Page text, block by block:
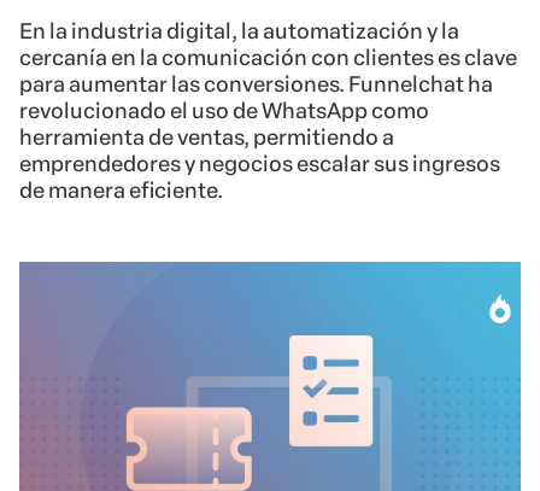
En la industria digital, la automatización y la
cercanía en la comunicación con clientes es clave
para aumentar las conversiones. Funnelchat ha
revolucionado el uso de WhatsApp como
herramienta de ventas, permitiendo a
emprendedores y negocios escalar sus ingresos
de manera eficiente.